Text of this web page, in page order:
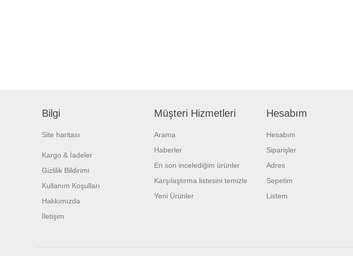
Bilgi
Site haritası
Kargo & İadeler
Gizlilik Bildirimi
Kullanım Koşulları
Hakkımızda
İletişim
Müşteri Hizmetleri
Arama
Haberler
En son incelediğim ürünler
Karşılaştırma listesini temizle
Yeni Ürünler
Hesabım
Hesabım
Siparişler
Adres
Sepetim
Listem